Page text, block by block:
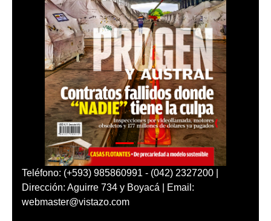
Teléfono: (+593) 985860991 - (042) 2327200 |
Dirección: Aguirre 734 y Boyacá | Email:
webmaster@vistazo.com